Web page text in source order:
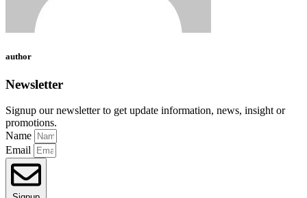
author
Newsletter
Signup our newsletter to get update information, news, insight or
promotions.
Name
Email